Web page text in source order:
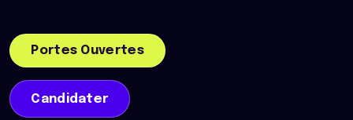
Portes Ouvertes
Candidater